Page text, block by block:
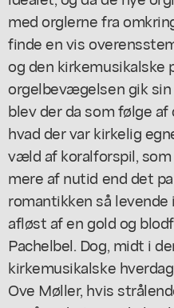
med orglerne fra
finde en vis
og den kirkemusikalske
orgelbevægelsen gik sin
blev der da som følge
hvad der var kirkelig
væld af koralforspil,
mere af nutid end det
romantikken så
afløst af en gold og
Pachelbel. Dog, midt i
kirkemusikalske
Ove Møller, hvis